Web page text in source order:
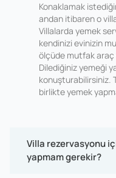
Konaklamak
andan itibaren o
Villalarda yemek
kendinizi evinizin
ölçüde mutfak araç
Dilediğiniz yemeği
konuşturabilirsiniz.
birlikte yemek
Villa rezervasyonu
yapmam gerekir?